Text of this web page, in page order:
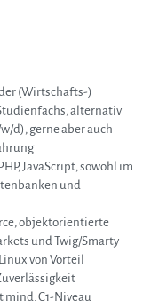
(Wirtschafts-)
alternativ
d), gerne aber auch
JavaScript, sowohl im
und
objektorientierte
und Twig/Smarty
von Vorteil
mind. C1-Niveau